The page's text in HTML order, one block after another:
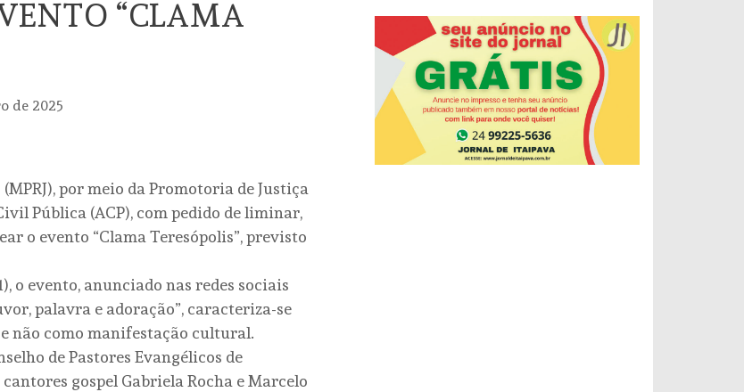
“CLAMA
de 2025
por meio da Promotoria de Justiça
Pública (ACP), com pedido de liminar,
o evento “Clama Teresópolis”, previsto
o evento, anunciado nas redes sociais
palavra e adoração”, caracteriza-se
não como manifestação cultural.
de Pastores Evangélicos de
gospel Gabriela Rocha e Marcelo